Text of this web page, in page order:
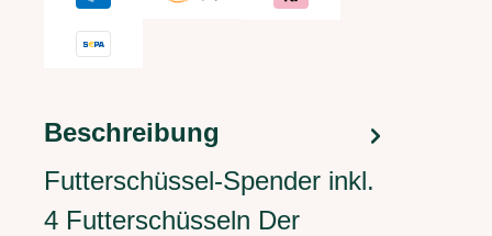
Beschreibung
Futterschüssel-Spender inkl.
4 Futterschüsseln Der